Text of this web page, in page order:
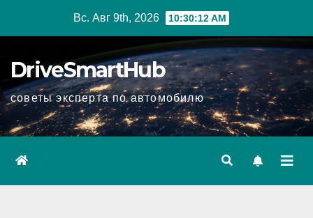
Вс. Авг 9th, 2026 10:30:13 AM
DriveSmartHub
советы эксперта по автомобилю